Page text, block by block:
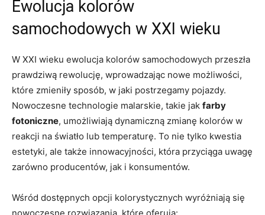
Ewolucja kolorów
samochodowych w XXI wieku
W XXI wieku ewolucja kolorów samochodowych przeszła
prawdziwą rewolucję, wprowadzając nowe możliwości,
które zmieniły sposób, w jaki postrzegamy pojazdy.
Nowoczesne technologie malarskie, takie jak farby
fotoniczne, umożliwiają dynamiczną zmianę kolorów w
reakcji na światło lub temperaturę. To nie tylko kwestia
estetyki, ale także innowacyjności, która przyciąga uwagę
zarówno producentów, jak i konsumentów.
Wśród dostępnych opcji kolorystycznych wyróżniają się